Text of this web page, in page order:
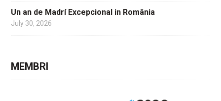
Un an de Madrí Excepcional in România
July 30, 2026
MEMBRI